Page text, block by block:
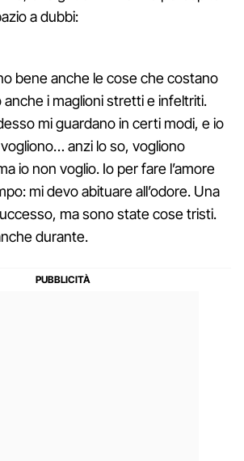
a dubbi:
bene anche le cose che costano
i maglioni stretti e infeltriti.
mi guardano in certi modi, e io
anzi lo so, vogliono
io non voglio. Io per fare l’amore
mi devo abituare all’odore. Una
ma sono state cose tristi.
durante.